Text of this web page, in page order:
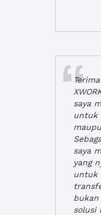
saya
untuk
saya
yang
untuk
solusi